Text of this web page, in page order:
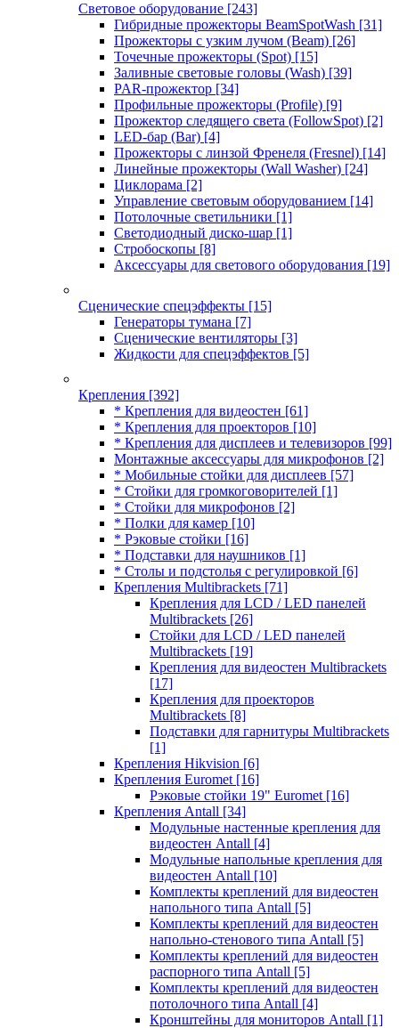
Световое оборудование [243]
Гибридные прожекторы BeamSpotWash [31]
Прожекторы с узким лучом (Beam) [26]
Точечные прожекторы (Spot) [15]
Заливные световые головы (Wash) [39]
PAR-прожектор [34]
Профильные прожекторы (Profile) [9]
Прожектор следящего света (FollowSpot) [2]
LED-бар (Bar) [4]
Прожекторы с линзой Френеля (Fresnel) [14]
Линейные прожекторы (Wall Washer) [24]
Циклорама [2]
Управление световым оборудованием [14]
Потолочные светильники [1]
Светодиодный диско-шар [1]
Стробоскопы [8]
Аксессуары для светового оборудования [19]
Сценические спецэффекты [15]
Генераторы тумана [7]
Сценические вентиляторы [3]
Жидкости для спецэффектов [5]
Крепления [392]
* Крепления для видеостен [61]
* Крепления для проекторов [10]
* Крепления для дисплеев и телевизоров [99]
Монтажные аксессуары для микрофонов [2]
* Мобильные стойки для дисплеев [57]
* Стойки для громкоговорителей [1]
* Стойки для микрофонов [2]
* Полки для камер [10]
* Рэковые стойки [16]
* Подставки для наушников [1]
* Столы и подстолья с регулировкой [6]
Крепления Multibrackets [71]
Крепления для LCD / LED панелей
Multibrackets [26]
Стойки для LCD / LED панелей
Multibrackets [19]
Крепления для видеостен Multibrackets
[17]
Крепления для проекторов
Multibrackets [8]
Подставки для гарнитуры Multibrackets
[1]
Крепления Hikvision [6]
Крепления Euromet [16]
Рэковые стойки 19" Euromet [16]
Крепления Antall [34]
Модульные настенные крепления для
видеостен Antall [4]
Модульные напольные крепления для
видеостен Antall [10]
Комплекты креплений для видеостен
напольного типа Antall [5]
Комплекты креплений для видеостен
напольно-стенового типа Antall [5]
Комплекты креплений для видеостен
распорного типа Antall [5]
Комплекты креплений для видеостен
потолочного типа Antall [4]
Кронштейны для мониторов Antall [1]